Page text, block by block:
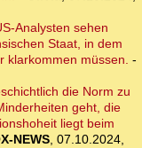
Analysten sehen
Staat, in dem
klarkommen müssen. -
die Norm zu
geht, die
liegt beim
NEWS, 07.10.2024,